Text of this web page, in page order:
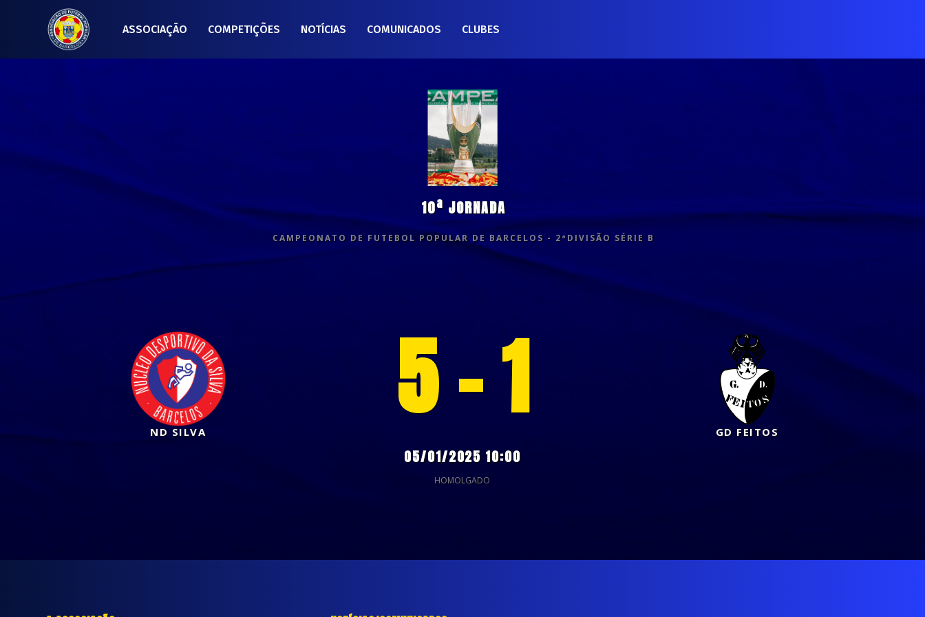
ASSOCIAÇÃO COMPETIÇÕES NOTÍCIAS COMUNICADOS CLUBES
10ª JORNADA
CAMPEONATO DE FUTEBOL POPULAR DE BARCELOS - 2ªDIVISÃO SÉRIE B
ND SILVA 5 - 1
05/01/2025 10:00
HOMOLGADO
GD FEITOS